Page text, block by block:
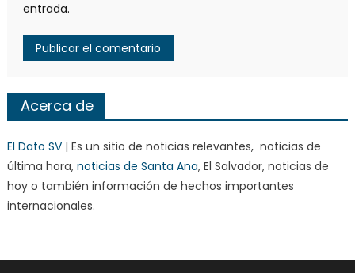
entrada.
Acerca de
El Dato SV| Es un sitio de noticias relevantes, noticias de
última hora, noticias de Santa Ana, El Salvador, noticias de
hoy o también información de hechos importantes
internacionales.